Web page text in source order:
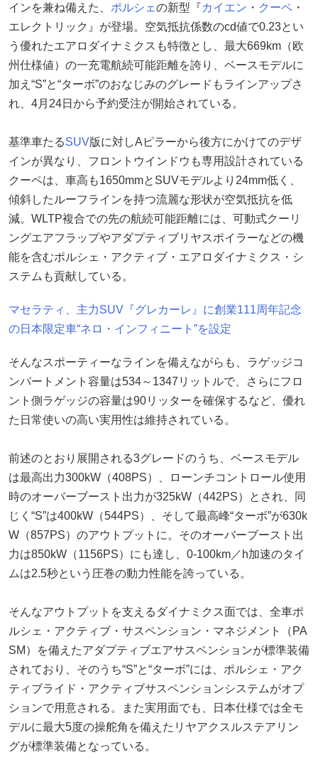
インを兼ね備えた、 ポルシェの新型『カイエン ・ クーペ ・
エレクトリック』が登場。空気抵抗係数のcd値で0.23とい
う優れたエアロダイナミクスも特徴とし、最大669km（欧
州仕様値）の一充電航続可能距離を誇り、ベースモデルに
加え“S”と“ターボ”のおなじみのグレードもラインアップさ
れ、4月24日から予約受注が開始されている。
基準車たるSUV版に対しAピラーから後方にかけてのデザ
インが異なり、フロントウインドウも専用設計されている
クーペは、車高も1650mmとSUVモデルより24mm低く、
傾斜したルーフラインを持つ流麗な形状が空気抵抗を低
減。WLTP複合での先の航続可能距離には、可動式クーリ
ングエアフラップやアダプティブリヤスポイラーなどの機
能を含むポルシェ・アクティブ・エアロダイナミクス・シ
ステムも貢献している。
マセラティ、主力SUV『グレカーレ』に創業111周年記念
の日本限定車“ネロ・インフィニート”を設定
そんなスポーティーなラインを備えながらも、ラゲッジコ
ンパートメント容量は534～1347リットルで、さらにフロ
ント側ラゲッジの容量は90リッターを確保するなど、優れ
た日常使いの高い実用性は維持されている。
前述のとおり展開される3グレードのうち、ベースモデル
は最高出力300kW（408PS）、ローンチコントロール使用
時のオーバーブースト出力が325kW（442PS）とされ、同
じく“S”は400kW（544PS）、そして最高峰“ターボ”が630k
W（857PS）のアウトプットに。そのオーバーブースト出
力は850kW（1156PS）にも達し、0-100km／h加速のタイ
ムは2.5秒という圧巻の動力性能を誇っている。
そんなアウトプットを支えるダイナミクス面では、全車ポ
ルシェ・アクティブ・サスペンション・マネジメント（PA
SM）を備えたアダプティブエアサスペンションが標準装備
されており、そのうち“S”と“ターボ”には、ポルシェ・アク
ティブライド・アクティブサスペンションシステムがオプ
ションで用意される。また実用面でも、日本仕様では全モ
デルに最大5度の操舵角を備えたリヤアクスルステアリン
グが標準装備となっている。